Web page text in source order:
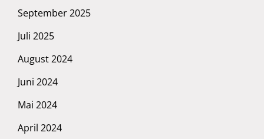
September 2025
Juli 2025
August 2024
Juni 2024
Mai 2024
April 2024